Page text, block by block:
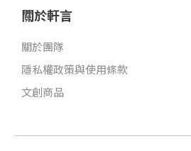
關於軒言
關於團隊
隱私權政策與使用條款
文創商品